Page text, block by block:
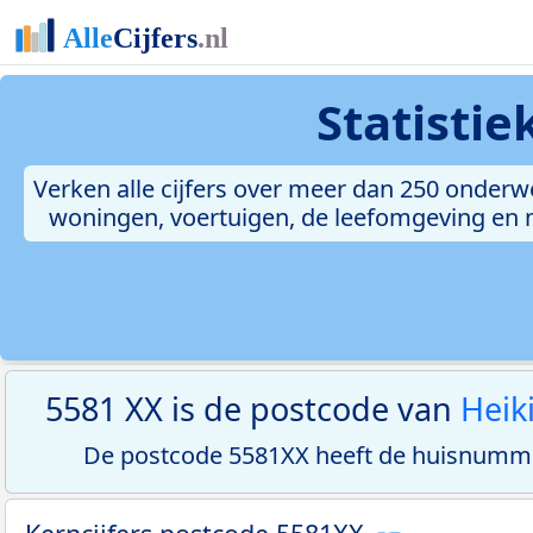
Verken alle cijfers over meer dan 250
woningen, voertuigen, de leefomgeving
5581 XX is de postcode van
De postcode 5581XX heeft de